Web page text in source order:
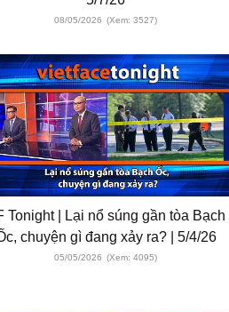
08/05/2026 (Xem: 3527)
Tonight | Lại nổ súng gần tòa Bạch
chuyện gì đang xảy ra? | 5/4/26
05/05/2026 (Xem: 4095)